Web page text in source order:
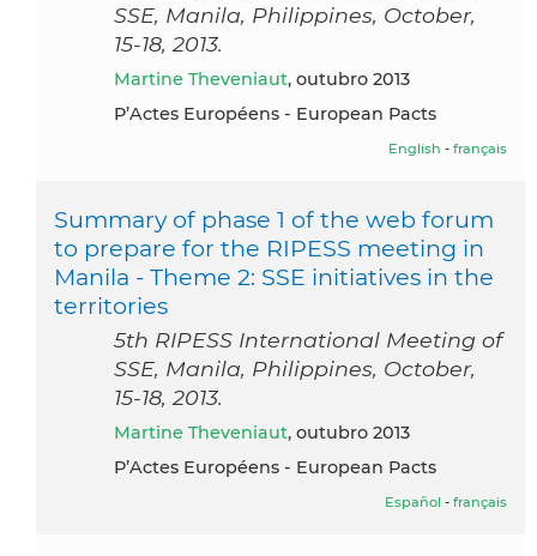
SSE, Manila, Philippines, October,
15-18, 2013.
Martine Theveniaut, outubro 2013
P’Actes Européens - European Pacts
English - français
Summary of phase 1 of the web forum
to prepare for the RIPESS meeting in
Manila - Theme 2: SSE initiatives in the
territories
5th RIPESS International Meeting of
SSE, Manila, Philippines, October,
15-18, 2013.
Martine Theveniaut, outubro 2013
P’Actes Européens - European Pacts
Español - français